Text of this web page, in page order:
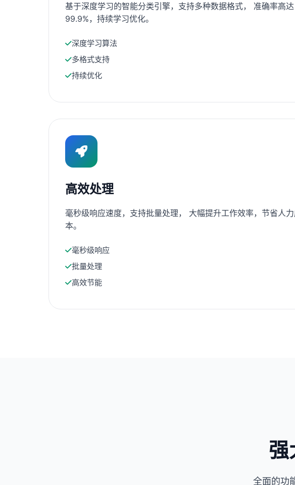
基于深度学习的智能分类引擎，支持多种数据格式， 准确率高达
99.9%，持续学习优化。
深度学习算法
多格式支持
持续优化
高效处理
毫秒级响应速度，支持批量处理， 大幅提升工作效率，节省人
本。
毫秒级响应
批量处理
高效节能
强
全面的功